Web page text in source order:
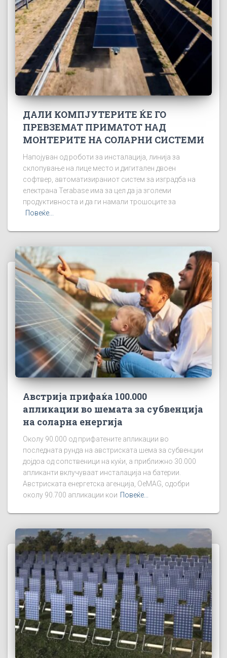
ДАЛИ КОМПЈУТЕРИТЕ ЌЕ ГО
ПРЕВЗЕМАТ ПРИМАТОТ НАД
МОНТЕРИТЕ НА СОЛАРНИ СИСТЕМИ
Напојуван од роботи за инсталација, линија за
склопување на лице место и дигитален двоен
софтвер, автоматизираниот систем за изградба на
електрана Terabase има за цел да ја зголеми
продуктивноста и да ги намали трошоците за
Повеќе...
Австрија прифаќа 100.000
апликации во шемата за субвенција
на соларна енергија
Околу 90.000 од прифатените апликации во
последната рунда на австриската шема за субвенции
дојдоа од сопственици на куќи, а приближно 30.000
апликанти вклучуваат инсталација на батерии.
Австриската енергетска агенција, OeMAG, одобри
околу 90.700 апликации кои Повеќе...